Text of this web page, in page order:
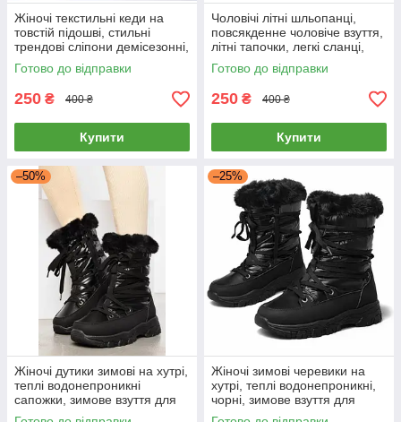
Жіночі текстильні кеди на
товстій підошві, стильні
трендові сліпони демісезонні,
чорні-білі, 36-41
Готово до відправки
250 ₴ 400 ₴
Купити
Чоловічі літні шльопанці,
повсякденне чоловіче взуття,
літні тапочки, легкі сланці,
різні кольори, 40-45 р.
Готово до відправки
250 ₴ 400 ₴
Купити
–50%
Жіночі дутики зимові на хутрі,
теплі водонепроникні
сапожки, зимове взуття для
жінок, чорні, 36
–25%
Жіночі зимові черевики на
хутрі, теплі водонепроникні,
чорні, зимове взуття для
жінок, 36 р.